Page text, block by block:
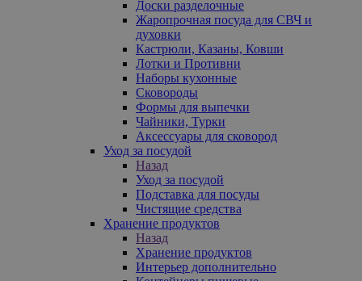
Доски разделочные
Жаропрочная посуда для СВЧ и
духовки
Кастрюли, Казаны, Ковши
Лотки и Противни
Наборы кухонные
Сковороды
Формы для выпечки
Чайники, Турки
Аксессуары для сковород
Уход за посудой
Назад
Уход за посудой
Подставка для посуды
Чистящие средства
Хранение продуктов
Назад
Хранение продуктов
Интерьер дополнительно